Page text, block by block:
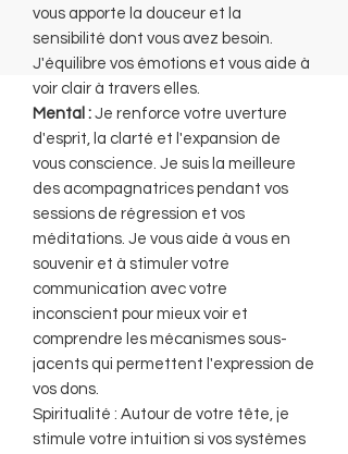
vous apporte la douceur et la
sensibilité dont vous avez besoin.
J'équilibre vos émotions et vous aide à
voir clair à travers elles.
Mental : Je renforce votre uverture
d'esprit, la clarté et l'expansion de
vous conscience. Je suis la meilleure
des acompagnatrices pendant vos
sessions de régression et vos
méditations. Je vous aide à vous en
souvenir et à stimuler votre
communication avec votre
inconscient pour mieux voir et
comprendre les mécanismes sous-
jacents qui permettent l'expression de
vos dons.
Spiritualité : Autour de votre tête, je
stimule votre intuition si vos systèmes